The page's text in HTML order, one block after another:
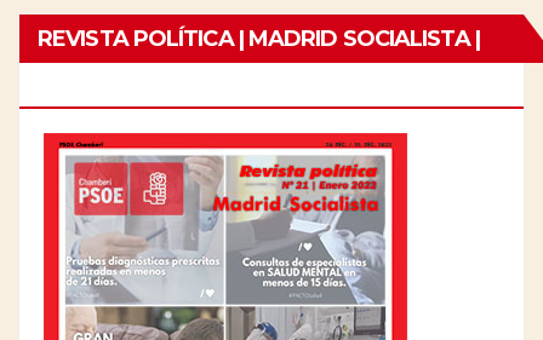
REVISTA POLÍTICA | MADRID SOCIALISTA |